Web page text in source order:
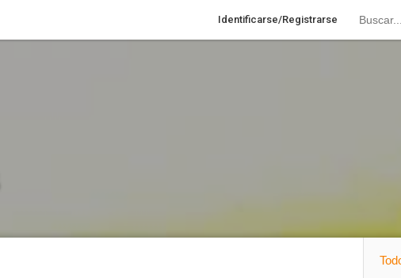
Identificarse/Registrarse